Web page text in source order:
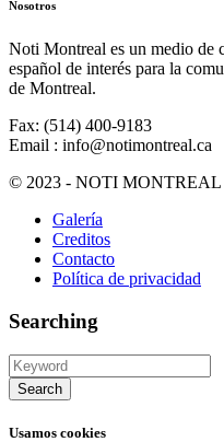
Nosotros
Noti Montreal es un medio de
español de interés para la
de Montreal.
Fax: (514) 400-9183
Email : info@notimontreal.ca
© 2023 - NOTI
Galería
Creditos
Contacto
Política de privacidad
Searching
Usamos cookies